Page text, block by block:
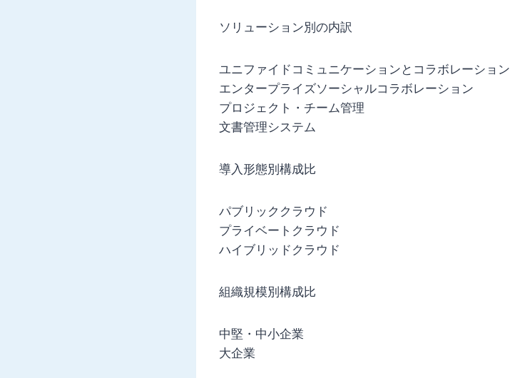
ソリューション別の内訳
ユニファイドコミュニケーションとコラボレーション
エンタープライズソーシャルコラボレーション
プロジェクト・チーム管理
文書管理システム
導入形態別構成比
パブリッククラウド
プライベートクラウド
ハイブリッドクラウド
組織規模別構成比
中堅・中小企業
大企業